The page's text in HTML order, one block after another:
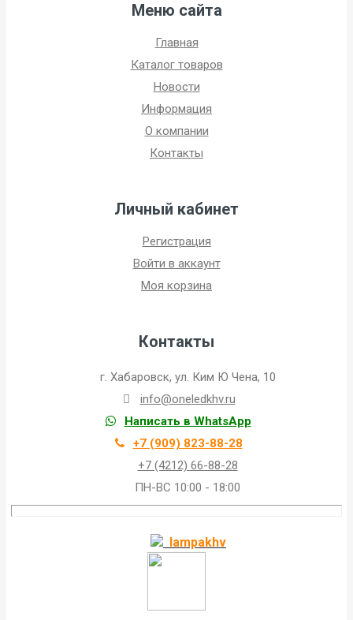
Меню сайта
Главная
Каталог товаров
Новости
Информация
О компании
Контакты
Личный кабинет
Регистрация
Войти в аккаунт
Моя корзина
Контакты
г. Хабаровск, ул. Ким Ю Чена, 10
info@oneledkhv.ru
Написать в WhatsApp
+7 (909) 823-88-28
+7 (4212) 66-88-28
ПН-ВС 10:00 - 18:00
lampakhv